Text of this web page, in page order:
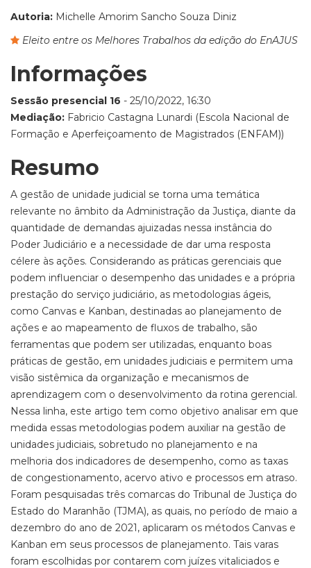
Autoria: Michelle Amorim Sancho Souza Diniz
Eleito entre os Melhores Trabalhos da edição do EnAJUS
Informações
Sessão presencial 16 - 25/10/2022, 16:30
Mediação: Fabricio Castagna Lunardi (Escola Nacional de
Formação e Aperfeiçoamento de Magistrados (ENFAM))
Resumo
A gestão de unidade judicial se torna uma temática
relevante no âmbito da Administração da Justiça, diante da
quantidade de demandas ajuizadas nessa instância do
Poder Judiciário e a necessidade de dar uma resposta
célere às ações. Considerando as práticas gerenciais que
podem influenciar o desempenho das unidades e a própria
prestação do serviço judiciário, as metodologias ágeis,
como Canvas e Kanban, destinadas ao planejamento de
ações e ao mapeamento de fluxos de trabalho, são
ferramentas que podem ser utilizadas, enquanto boas
práticas de gestão, em unidades judiciais e permitem uma
visão sistêmica da organização e mecanismos de
aprendizagem com o desenvolvimento da rotina gerencial.
Nessa linha, este artigo tem como objetivo analisar em que
medida essas metodologias podem auxiliar na gestão de
unidades judiciais, sobretudo no planejamento e na
melhoria dos indicadores de desempenho, como as taxas
de congestionamento, acervo ativo e processos em atraso.
Foram pesquisadas três comarcas do Tribunal de Justiça do
Estado do Maranhão (TJMA), as quais, no período de maio a
dezembro do ano de 2021, aplicaram os métodos Canvas e
Kanban em seus processos de planejamento. Tais varas
foram escolhidas por contarem com juízes vitaliciados e